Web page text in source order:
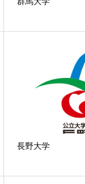
長野大学